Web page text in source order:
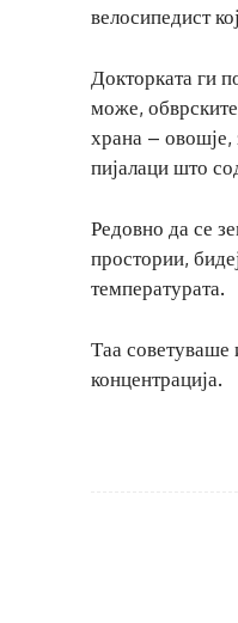
велосипедист
Докторката ги
може,
храна – овошје,
пијалаци што
Редовно да се
простории,
температурата.
Таа советуваше
концентрација.